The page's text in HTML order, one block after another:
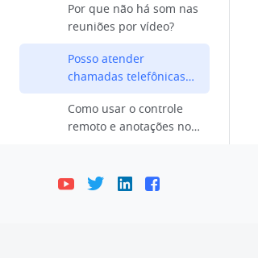
Por que não há som nas
reuniões por vídeo?
Posso atender
chamadas telefônicas
durante uma reunião
por vídeo?
Como usar o controle
remoto e anotações no
criptografada?